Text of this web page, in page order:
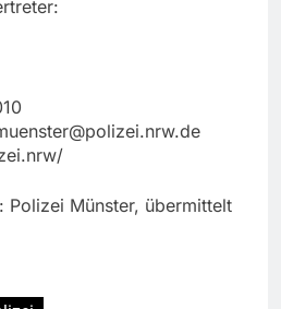
Polizei Münster, übermittelt